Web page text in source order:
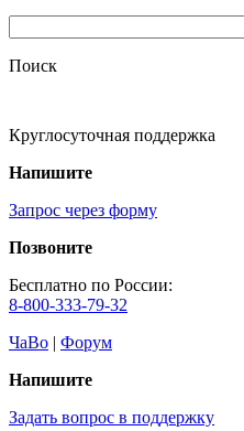
Поиск
Круглосуточная поддержка
Напишите
Запрос через форму
Позвоните
Бесплатно по России:
8-800-333-79-32
ЧаВо | Форум
Напишите
Задать вопрос в поддержку